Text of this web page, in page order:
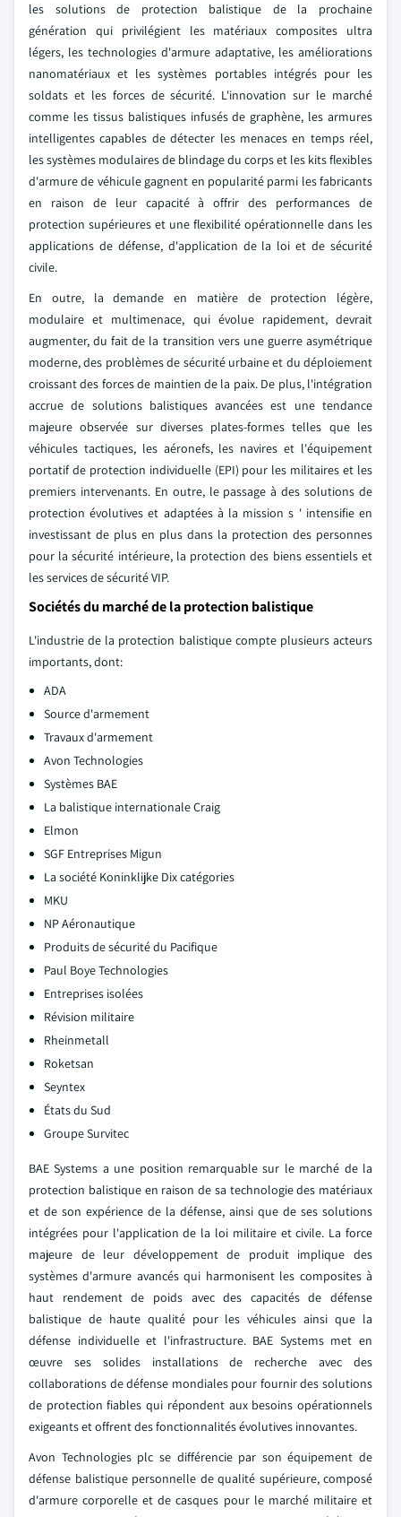
les solutions de protection balistique de la prochaine
génération qui privilégient les matériaux composites ultra
légers, les technologies d'armure adaptative, les améliorations
nanomatériaux et les systèmes portables intégrés pour les
soldats et les forces de sécurité. L'innovation sur le marché
comme les tissus balistiques infusés de graphène, les armures
intelligentes capables de détecter les menaces en temps réel,
les systèmes modulaires de blindage du corps et les kits flexibles
d'armure de véhicule gagnent en popularité parmi les fabricants
en raison de leur capacité à offrir des performances de
protection supérieures et une flexibilité opérationnelle dans les
applications de défense, d'application de la loi et de sécurité
civile.
En outre, la demande en matière de protection légère,
modulaire et multimenace, qui évolue rapidement, devrait
augmenter, du fait de la transition vers une guerre asymétrique
moderne, des problèmes de sécurité urbaine et du déploiement
croissant des forces de maintien de la paix. De plus, l'intégration
accrue de solutions balistiques avancées est une tendance
majeure observée sur diverses plates-formes telles que les
véhicules tactiques, les aéronefs, les navires et l'équipement
portatif de protection individuelle (EPI) pour les militaires et les
premiers intervenants. En outre, le passage à des solutions de
protection évolutives et adaptées à la mission s ' intensifie en
investissant de plus en plus dans la protection des personnes
pour la sécurité intérieure, la protection des biens essentiels et
les services de sécurité VIP.
Sociétés du marché de la protection balistique
L'industrie de la protection balistique compte plusieurs acteurs
importants, dont:
ADA
Source d'armement
Travaux d'armement
Avon Technologies
Systèmes BAE
La balistique internationale Craig
Elmon
SGF Entreprises Migun
La société Koninklijke Dix catégories
MKU
NP Aéronautique
Produits de sécurité du Pacifique
Paul Boye Technologies
Entreprises isolées
Révision militaire
Rheinmetall
Roketsan
Seyntex
États du Sud
Groupe Survitec
BAE Systems a une position remarquable sur le marché de la
protection balistique en raison de sa technologie des matériaux
et de son expérience de la défense, ainsi que de ses solutions
intégrées pour l'application de la loi militaire et civile. La force
majeure de leur développement de produit implique des
systèmes d'armure avancés qui harmonisent les composites à
haut rendement de poids avec des capacités de défense
balistique de haute qualité pour les véhicules ainsi que la
défense individuelle et l'infrastructure. BAE Systems met en
œuvre ses solides installations de recherche avec des
collaborations de défense mondiales pour fournir des solutions
de protection fiables qui répondent aux besoins opérationnels
exigeants et offrent des fonctionnalités évolutives innovantes.
Avon Technologies plc se différencie par son équipement de
défense balistique personnelle de qualité supérieure, composé
d'armure corporelle et de casques pour le marché militaire et